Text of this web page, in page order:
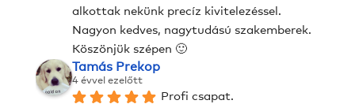
alkottak nekünk precíz kivitelezéssel.
Nagyon kedves, nagytudású szakemberek.
Köszönjük szépen 🙂
Tamás Prekop
4 évvel ezelőtt
Profi csapat.